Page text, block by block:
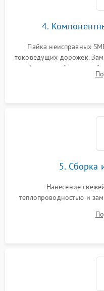
4.
Пайка неисправных
токоведущих дорожек.
инфракрасной
BIOS или замена
5. Сборка
Нанесение
теплопроводностью и
шлейфов, модулей памяти